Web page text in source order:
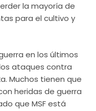
la mayoría de
para el cultivo y
en los últimos
ataques contra
Muchos tienen que
heridas de guerra
que MSF está